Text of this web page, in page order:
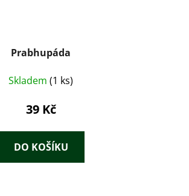
Prabhupáda
Skladem(1 ks)
39 Kč
DO KOŠÍKU